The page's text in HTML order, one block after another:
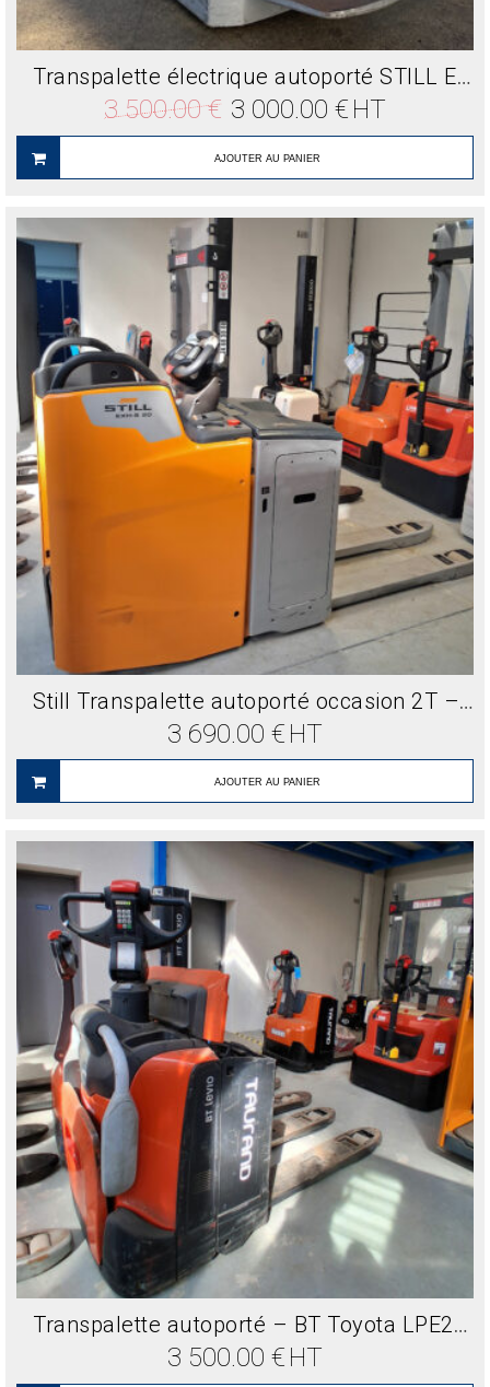
Transpalette électrique autoporté STILL EXU-SF20 2T
3 500.00€ Le
prix
initial
était :
3
3 000.00 € Le
prix
actuel
3
HT
AJOUTER AU PANIER
Still Transpalette autoporté occasion 2T – Plateforme fixe
3 690.00 € HT
AJOUTER AU PANIER
Transpalette autoporté – BT Toyota LPE200 Occasion 2019 – 2000kg
3 500.00 € HT